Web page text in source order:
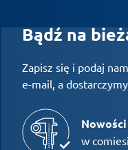
Bądź na
Zapisz się i podaj
e-mail, a
w